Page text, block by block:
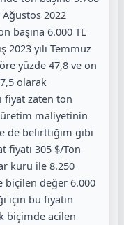
Ağustos 2022
başına 6.000 TL
2023 yılı Temmuz
yüzde 47,8 ve on
olarak
fiyat zaten ton
üretim maliyetinin
de belirttiğim gibi
fiyatı 305 $/Ton
kuru ile 8.250
biçilen değer 6.000
için bu fiyatın
biçimde acilen